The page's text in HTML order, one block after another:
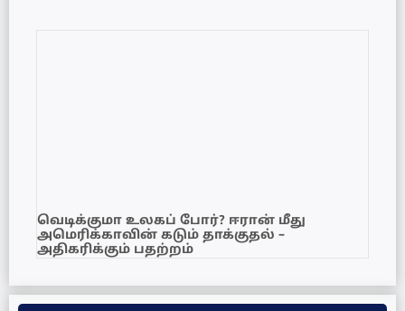
வெடிக்குமா உலகப் போர்? ஈரான் மீது
அமெரிக்காவின் கடும் தாக்குதல் –
அதிகரிக்கும் பதற்றம்